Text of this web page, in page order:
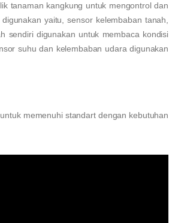
tanaman kangkung untuk mengontrol dan
yaitu, sensor kelembaban tanah,
sendiri digunakan untuk membaca kondisi
suhu dan kelembaban udara digunakan
memenuhi standart dengan kebutuhan